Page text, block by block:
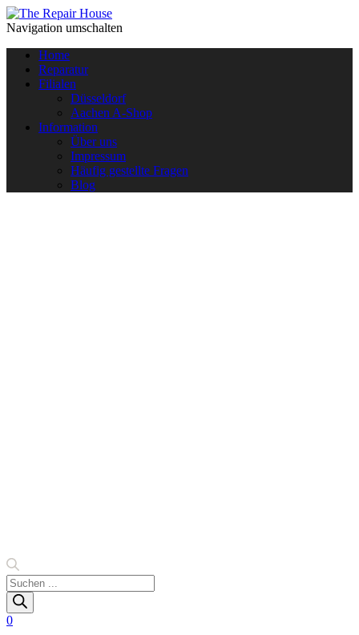
Navigation umschalten
Home
Reparatur
Filialen
Düsseldorf
Aachen A-Shop
Information
Über uns
Impressum
Häufig gestellte Fragen
Blog
Products
search
0